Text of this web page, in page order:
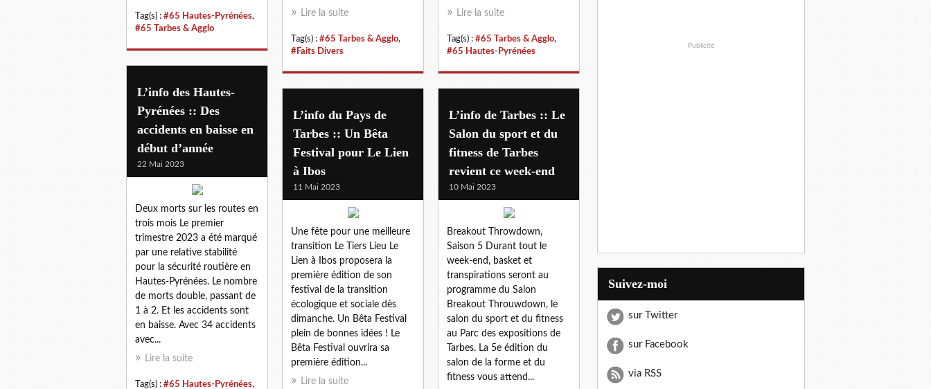
Tag(s) : #65 Hautes-Pyrénées,
#65 Tarbes & Agglo
Lire la suite
Tag(s) : #65 Tarbes & Agglo,
#Faits Divers
Lire la suite
Tag(s) : #65 Tarbes & Agglo,
#65 Hautes-Pyrénées
L’info des Hautes-
Pyrénées :: Des
accidents en baisse en
début d’année
22 Mai 2023
Deux morts sur les routes en
trois mois Le premier
trimestre 2023 a été marqué
par une relative stabilité
pour la sécurité routière en
Hautes-Pyrénées. Le nombre
de morts double, passant de
1 à 2. Et les accidents sont
en baisse. Avec 34 accidents
avec...
Lire la suite
Tag(s) : #65 Hautes-Pyrénées,
L’info du Pays de
Tarbes :: Un Bêta
Festival pour Le Lien
à Ibos
11 Mai 2023
Une fête pour une meilleure
transition Le Tiers Lieu Le
Lien à Ibos proposera la
première édition de son
festival de la transition
écologique et sociale dès
dimanche. Un Bêta Festival
plein de bonnes idées ! Le
Bêta Festival ouvrira sa
première édition...
Lire la suite
L’info de Tarbes :: Le
Salon du sport et du
fitness de Tarbes
revient ce week-end
10 Mai 2023
Breakout Throwdown,
Saison 5 Durant tout le
week-end, basket et
transpirations seront au
programme du Salon
Breakout Throuwdown, le
salon du sport et du fitness
au Parc des expositions de
Tarbes. La 5e édition du
salon de la forme et du
fitness vous attend...
Publicité
Suivez-moi
sur Twitter
sur Facebook
via RSS